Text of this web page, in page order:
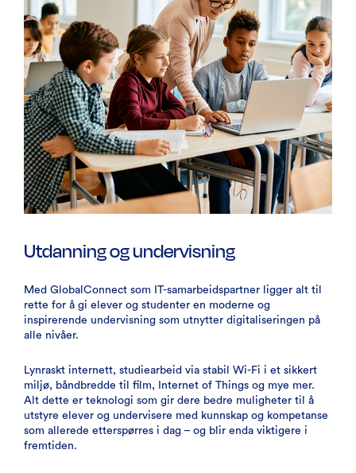
Utdanning og undervisning
Med GlobalConnect som IT-samarbeidspartner ligger alt til
rette for å gi elever og studenter en moderne og
inspirerende undervisning som utnytter digitaliseringen på
alle nivåer.
Lynraskt internett, studiearbeid via stabil Wi-Fi i et sikkert
miljø, båndbredde til film, Internet of Things og mye mer.
Alt dette er teknologi som gir dere bedre muligheter til å
utstyre elever og undervisere med kunnskap og kompetanse
som allerede etterspørres i dag – og blir enda viktigere i
fremtiden.